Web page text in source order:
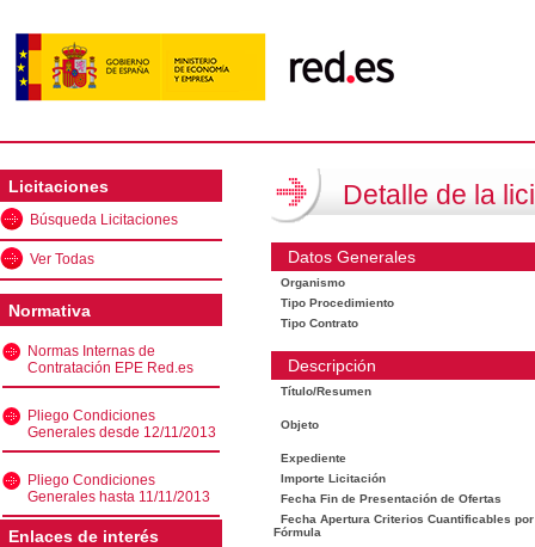
Licitaciones
Búsqueda Licitaciones
Ver Todas
Normativa
Normas Internas de
Contratación EPE Red.es
Pliego Condiciones
Generales desde 12/11/2013
Pliego Condiciones
Generales hasta 11/11/2013
Enlaces de interés
Detalle de la
Datos Generales
Organismo
Tipo Procedimiento
Tipo Contrato
Descripción
Título/Resumen
Objeto
Expediente
Importe Licitación
Fecha Fin de Presentación de Ofertas
Fecha Apertura Criterios Cuantificables por
Fórmula